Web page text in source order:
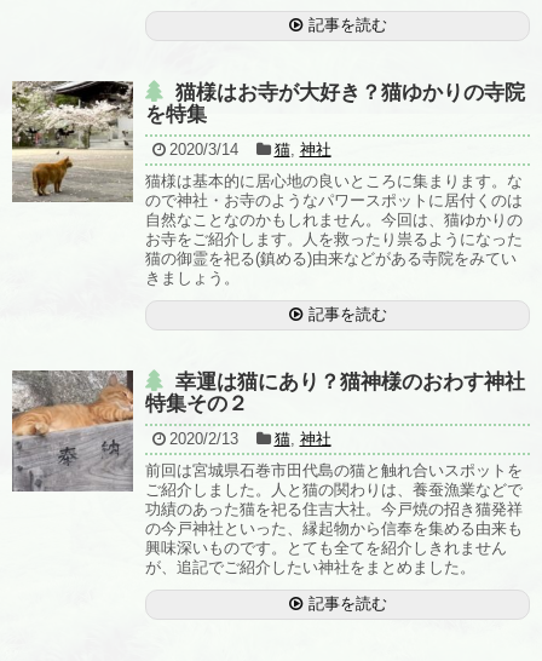
記事を読む
猫様はお寺が大好き？猫ゆかりの寺院
を特集
2020/3/14 猫, 神社
猫様は基本的に居心地の良いところに集まります。な
ので神社・お寺のようなパワースポットに居付くのは
自然なことなのかもしれません。今回は、猫ゆかりの
お寺をご紹介します。人を救ったり祟るようになった
猫の御霊を祀る(鎮める)由来などがある寺院をみてい
きましょう。
記事を読む
幸運は猫にあり？猫神様のおわす神社
特集その２
2020/2/13 猫, 神社
前回は宮城県石巻市田代島の猫と触れ合いスポットを
ご紹介しました。人と猫の関わりは、養蚕漁業などで
功績のあった猫を祀る住吉大社。今戸焼の招き猫発祥
の今戸神社といった、縁起物から信奉を集める由来も
興味深いものです。とても全てを紹介しきれません
が、追記でご紹介したい神社をまとめました。
記事を読む